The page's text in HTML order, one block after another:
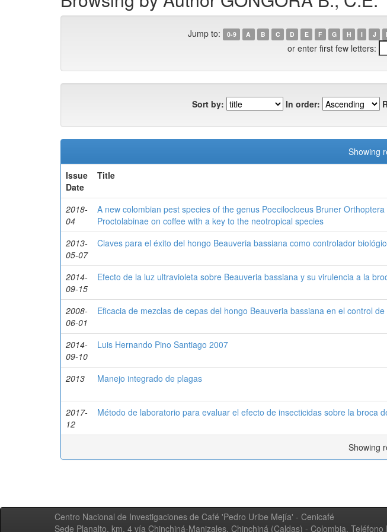
Jump to: 0-9 A B C D E F G H I J
or enter first few letters:
Sort by: In order:
Showing
Issue
Date
Title
2018-
04
A new colombian pest species of the genus Poecilocloeus Bruner Orthoptera
Proctolabinae on coffee with a key to the neotropical species
2013-
05-07
Claves para el éxito del hongo Beauveria bassiana como controlador
2014-
09-15
Efecto de la luz ultravioleta sobre Beauveria bassiana y su virulencia a la
2008-
06-01
Eficacia de mezclas de cepas del hongo Beauveria bassiana en el control
2014-
09-10
Luis Hernando Pino Santiago 2007
2013 Manejo integrado de plagas
2017-
12
Método de laboratorio para evaluar el efecto de insecticidas sobre la broca
Showing
Centro Nacional de Investigaciones de Café 'Pedro Uribe Mejía' - Cenicafé
Sede Planalto, km. 4 vía Chinchiná-Manizales. Chinchiná (Caldas) - Colombia,